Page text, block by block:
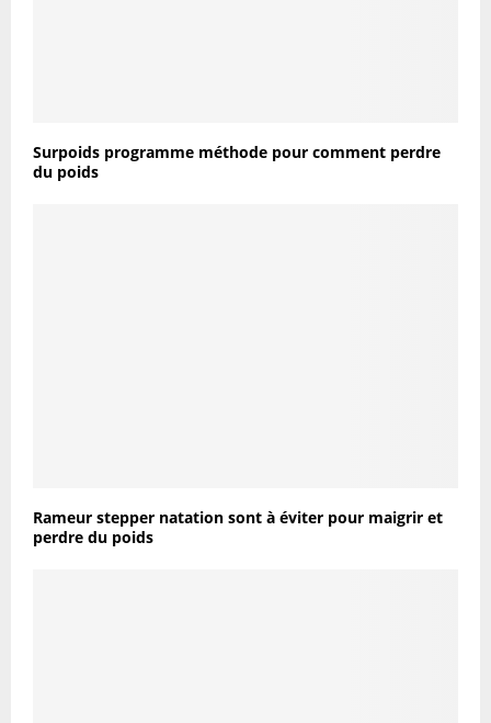
Surpoids programme méthode pour comment perdre
du poids
Rameur stepper natation sont à éviter pour maigrir et
perdre du poids